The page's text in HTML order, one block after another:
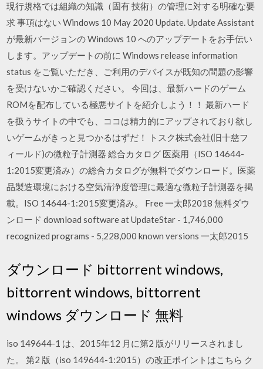
現行規格では組織の知識（固有 技術）の管理に対する明確な要
求 事項はない Windows 10 May 2020 Update. Update Assistant
が最新バージョンの Windows 10 へのアップデートをお手伝い
します。アップデートの前に Windows release information
status をご覧いただき、ご利用のデバイスが既知の問題の影響
を受けないかご確認ください。 今回は、最新ハードのゲーム
ROMを配布している極悪サイトを紹介しよう！！ 最新ハード
を扱うサイトの中でも、ココは精力的にアップされており欲し
いゲームがきっと見つかるはずだ！ トスク株式会社(旧十慈フ
ィールド)の微粒子計測器 総合カタログ 医薬用（ISO 14644-
1:2015変更済み）の総合カタログが無料でダウンロード。医薬
品製造環境における空気清浄度管理に最適な微粒子計測器を掲
載。ISO 14644-1:2015変更済み。 Free 一太郎2018 無料ダウ
ンロード download software at UpdateStar - 1,746,000
recognized programs - 5,228,000 known versions 一太郎2015
ダウンロード bittorrent windows,
bittorrent windows, bittorrent
windows ダウンロード 無料
iso 149644-1 は、2015年12 月に第2 版がリリースされまし
た。 第2 版（iso 149644-1:2015）の改正ポイントはこちら ク